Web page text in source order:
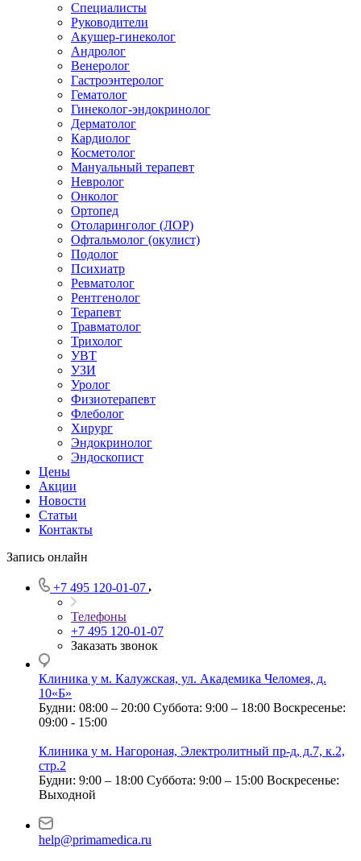
Специалисты
Руководители
Акушер-гинеколог
Андролог
Венеролог
Гастроэнтеролог
Гематолог
Гинеколог-эндокринолог
Дерматолог
Кардиолог
Косметолог
Мануальный терапевт
Невролог
Онколог
Ортопед
Отоларинголог (ЛОР)
Офтальмолог (окулист)
Подолог
Психиатр
Ревматолог
Рентгенолог
Терапевт
Травматолог
Трихолог
УВТ
УЗИ
Уролог
Физиотерапевт
Флеболог
Хирург
Эндокринолог
Эндоскопист
Цены
Акции
Новости
Статьи
Контакты
Запись онлайн
+7 495 120-01-07
Телефоны
+7 495 120-01-07
Заказать звонок
Клиника у м. Калужская, ул. Академика Челомея, д.
10«Б»
Будни: 08:00 – 20:00 Суббота: 9:00 – 18:00 Воскресенье:
09:00 - 15:00
Клиника у м. Нагороная, Электролитный пр-д, д.7, к.2,
стр.2
Будни: 9:00 – 18:00 Суббота: 9:00 – 15:00 Воскресенье:
Выходной
help@primamedica.ru